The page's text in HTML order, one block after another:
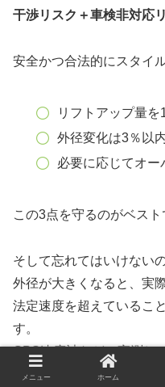
干渉リスク＋車検非対応
安全かつ合法的にスタイ
リフトアップ量
外径変化は3％以
必要に応じてオー
この3点を守るのがベスト
そして忘れてはいけないの
外径が大きくなると、実
法定速度を超えているこ
す。
GPS速度計などで実測し
メニュー ホーム